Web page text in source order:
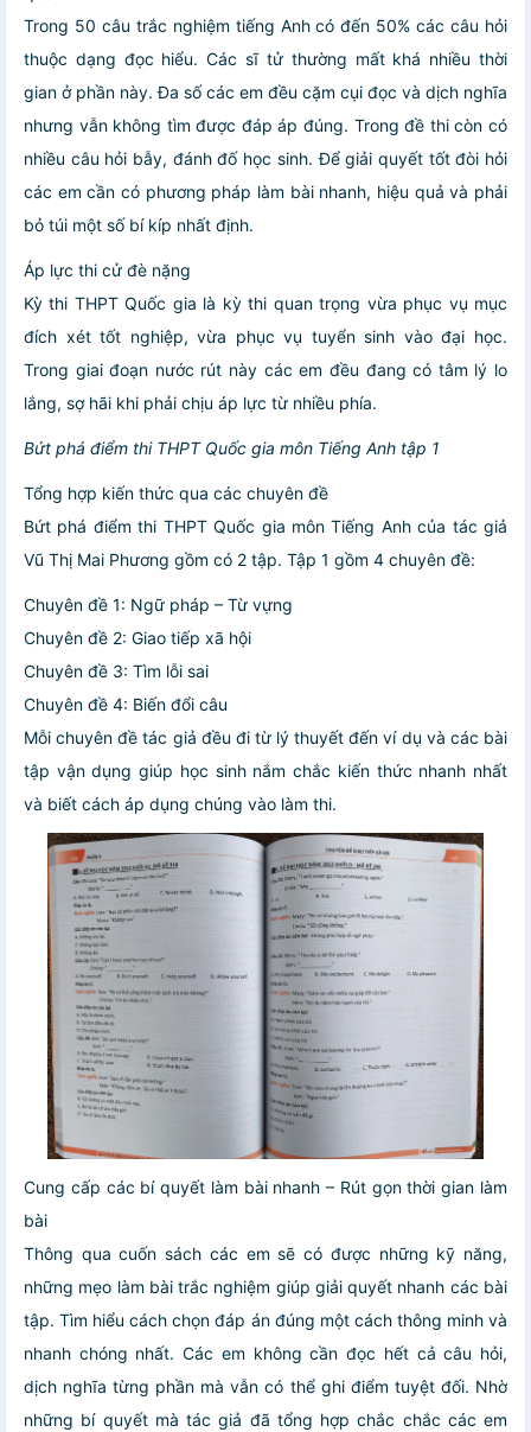
Trong 50 câu trắc nghiệm tiếng Anh có đến 50% các câu hỏi
thuộc dạng đọc hiểu. Các sĩ tử thường mất khá nhiều thời
gian ở phần này. Đa số các em đều cặm cụi đọc và dịch nghĩa
nhưng vẫn không tìm được đáp áp đúng. Trong đề thi còn có
nhiều câu hỏi bẫy, đánh đố học sinh. Để giải quyết tốt đòi hỏi
các em cần có phương pháp làm bài nhanh, hiệu quả và phải
bỏ túi một số bí kíp nhất định.
Áp lực thi cử đè nặng
Kỳ thi THPT Quốc gia là kỳ thi quan trọng vừa phục vụ mục
đích xét tốt nghiệp, vừa phục vụ tuyển sinh vào đại học.
Trong giai đoạn nước rút này các em đều đang có tâm lý lo
lắng, sợ hãi khi phải chịu áp lực từ nhiều phía.
Bứt phá điểm thi THPT Quốc gia môn Tiếng Anh tập 1
Tổng hợp kiến thức qua các chuyên đề
Bứt phá điểm thi THPT Quốc gia môn Tiếng Anh của tác giả
Vũ Thị Mai Phương gồm có 2 tập. Tập 1 gồm 4 chuyên đề:
Chuyên đề 1: Ngữ pháp – Từ vựng
Chuyên đề 2: Giao tiếp xã hội
Chuyên đề 3: Tìm lỗi sai
Chuyên đề 4: Biến đổi câu
Mỗi chuyên đề tác giả đều đi từ lý thuyết đến ví dụ và các bài
tập vận dụng giúp học sinh nắm chắc kiến thức nhanh nhất
và biết cách áp dụng chúng vào làm thi.
Cung cấp các bí quyết làm bài nhanh – Rút gọn thời gian làm
bài
Thông qua cuốn sách các em sẽ có được những kỹ năng,
những mẹo làm bài trắc nghiệm giúp giải quyết nhanh các bài
tập. Tìm hiểu cách chọn đáp án đúng một cách thông minh và
nhanh chóng nhất. Các em không cần đọc hết cả câu hỏi,
dịch nghĩa từng phần mà vẫn có thể ghi điểm tuyệt đối. Nhờ
những bí quyết mà tác giả đã tổng hợp chắc chắc các em